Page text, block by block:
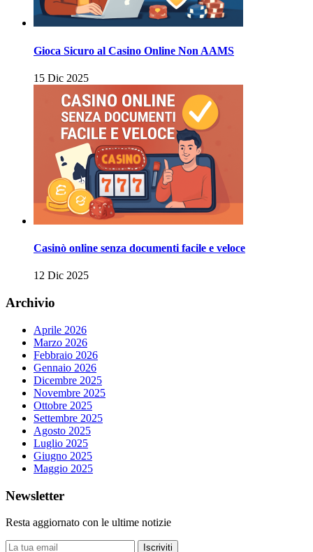
Gioca Sicuro al Casino Online Non AAMS
15 Dic 2025
Casinò online senza documenti facile e veloce
12 Dic 2025
Archivio
Aprile 2026
Marzo 2026
Febbraio 2026
Gennaio 2026
Dicembre 2025
Novembre 2025
Ottobre 2025
Settembre 2025
Agosto 2025
Luglio 2025
Giugno 2025
Maggio 2025
Newsletter
Resta aggiornato con le ultime notizie
Iscriviti